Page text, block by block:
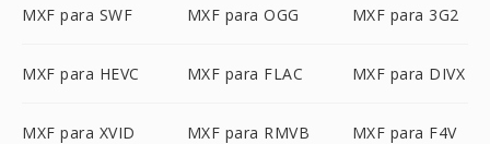
MXF para SWF MXF para OGG MXF para 3G2
MXF para HEVC MXF para FLAC MXF para DIVX
MXF para XVID MXF para RMVB MXF para F4V